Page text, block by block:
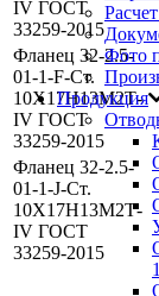
IV ГОСТ
33259-2015
Фланец 32-2.5-
01-1-F-Ст.
10Х17Н13М2Т-
IV ГОСТ
33259-2015
Фланец 32-2.5-
01-1-J-Ст.
10Х17Н13М2Т-
IV ГОСТ
33259-2015
Фото
Продукция